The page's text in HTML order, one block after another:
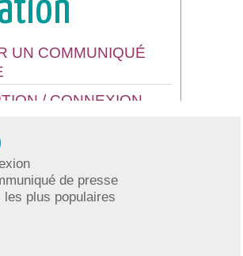
UN COMMUNIQUÉ
/ CONNEXION
de presse
plus populaires